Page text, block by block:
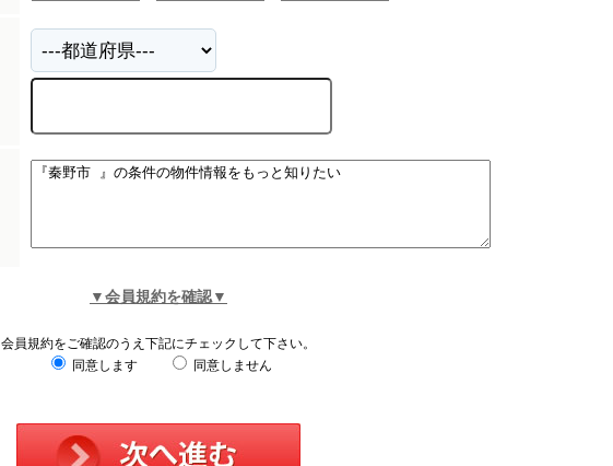
▼会員規約を確認▼
会員規約をご確認のうえ下記にチェックして下さい。
同意します
同意しません